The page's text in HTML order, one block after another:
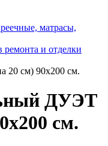
матрасы,
ремонта и отделки
20 см) 90х200 см.
ДУЭТ
см.